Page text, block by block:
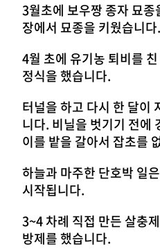
3월초에 보우짱 종자 묘
장에서 묘종을 키웠습니다.
4월 초에 유기농 퇴비를
정식을 했습니다.
터널을 하고 다시 한 달이
니다. 비닐을 벗기기 전에
이를 밭을 갈아서 잡초를
하늘과 마주한 단호박 일
시작됩니다.
3~4 차례 직접 만든 살충
방제를 했습니다.